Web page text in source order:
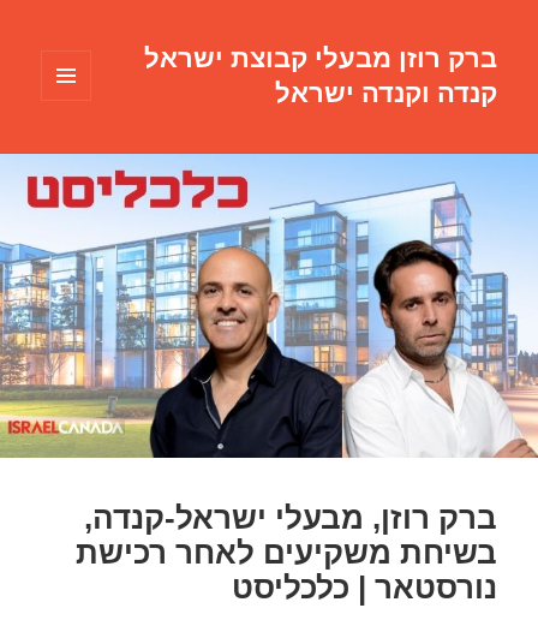
ברק רוזן מבעלי קבוצת ישראל
קנדה וקנדה ישראל
ברק רוזן, מבעלי ישראל-קנדה,
בשיחת משקיעים לאחר רכישת
נורסטאר | כלכליסט